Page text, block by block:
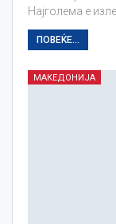
Најголема е
ПОВЕЌЕ...
МАКЕДОНИЈА